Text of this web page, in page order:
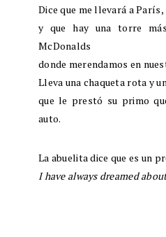
Dice que me llevará a París,
y que hay una torre
McDonalds
donde merendamos en
Lleva una chaqueta rota y
que le prestó su primo
auto.
La abuelita dice que es un
I have always dreamed